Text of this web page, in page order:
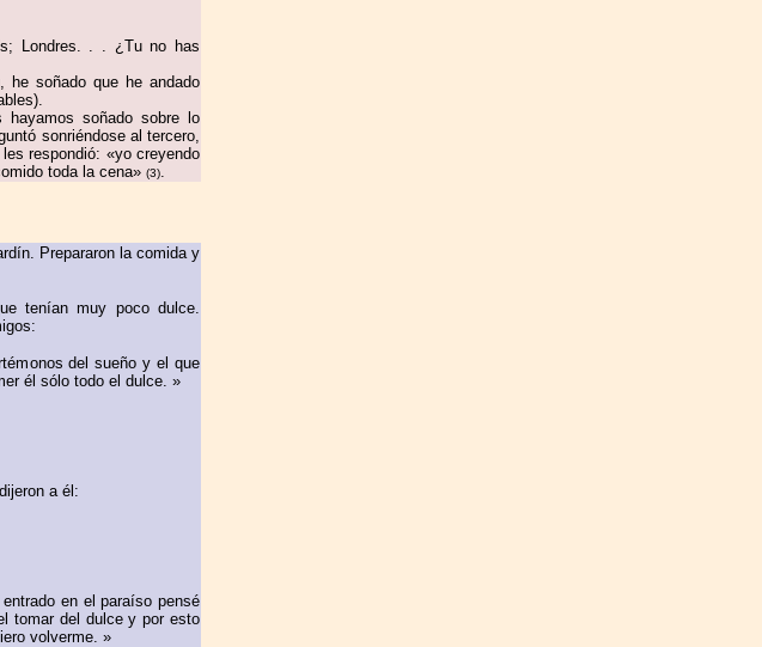
Londres. . . ¿Tu no has
soñado que he andado
hayamos soñado sobre lo
sonriéndose al tercero,
respondió: «yo creyendo
toda la cena» (3).
Prepararon la comida y
tenían muy poco dulce.
del sueño y el que
él sólo todo el dulce. »
a él:
en el paraíso pensé
tomar del dulce y por esto
volverme. »